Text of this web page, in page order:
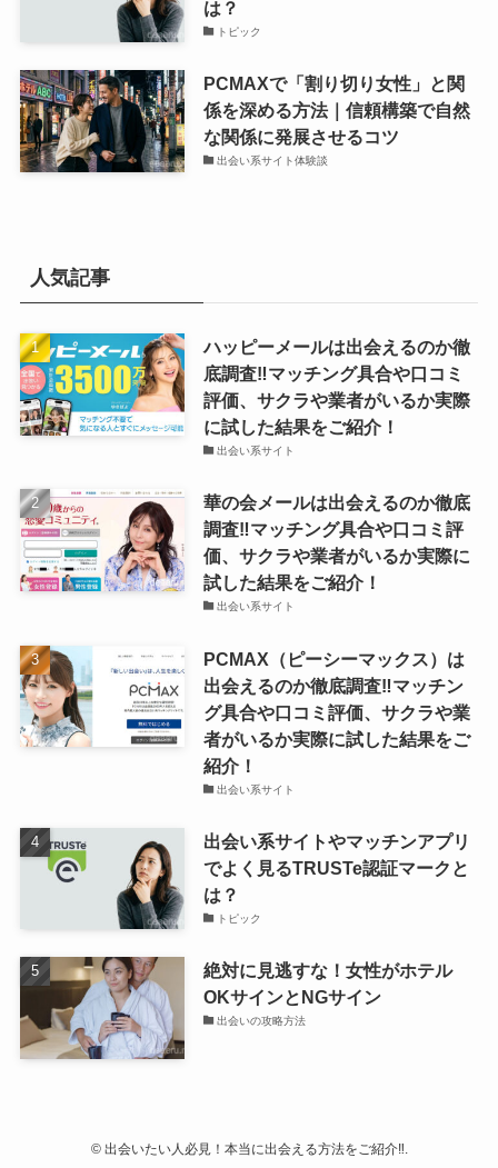
は？
トピック
PCMAXで「割り切り女性」と関
係を深める方法｜信頼構築で自然
な関係に発展させるコツ
出会い系サイト体験談
人気記事
ハッピーメールは出会えるのか徹
底調査‼マッチング具合や口コミ
評価、サクラや業者がいるか実際
に試した結果をご紹介！
出会い系サイト
華の会メールは出会えるのか徹底
調査‼マッチング具合や口コミ評
価、サクラや業者がいるか実際に
試した結果をご紹介！
出会い系サイト
PCMAX（ピーシーマックス）は
出会えるのか徹底調査‼マッチン
グ具合や口コミ評価、サクラや業
者がいるか実際に試した結果をご
紹介！
出会い系サイト
出会い系サイトやマッチンアプリ
でよく見るTRUSTe認証マークと
は？
トピック
絶対に見逃すな！女性がホテル
OKサインとNGサイン
出会いの攻略方法
©出会いたい人必見！本当に出会える方法をご紹介‼.